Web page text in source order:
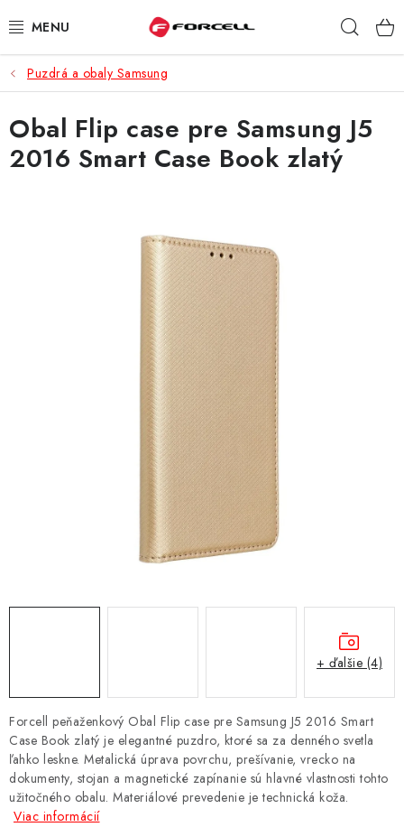
na
PUZDRÁ A OBALY
TVRDENÉ SKLÁ
DÁTOVÉ KÁBLE
BATÉRIE DO MOBILOV
NÁRAMKY NA HODINKY
SLÚCHADLÁ, REPRODUKTORY A MIKROFÓNY
EXKLUZÍVNE ZNAČKY
PRÍSLUŠENSTVO K NOTEBOOKOM A PC
BATÉRIE VARTA
Puzdrá a obaly Samsung
Forcell peňaženkový Obal Flip case pre Samsung J5 2016 Smart
Case Book zlatý je elegantné puzdro, ktoré sa za denného svetla
ľahko leskne. Metalická úprava povrchu, prešívanie, vrecko na
dokumenty, stojan a magnetické zapínanie sú hlavné vlastnosti tohto
užitočného obalu. Materiálové prevedenie je technická koža.
Viac informácií
Obal Flip case pre Samsung J5
2016 Smart Case Book zlatý
+ ďalšie (4)